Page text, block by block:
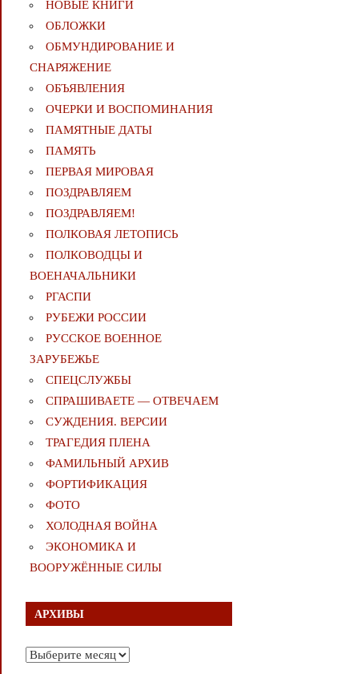
НОВЫЕ КНИГИ
ОБЛОЖКИ
ОБМУНДИРОВАНИЕ И
СНАРЯЖЕНИЕ
ОБЪЯВЛЕНИЯ
ОЧЕРКИ И ВОСПОМИНАНИЯ
ПАМЯТНЫЕ ДАТЫ
ПАМЯТЬ
ПЕРВАЯ МИРОВАЯ
ПОЗДРАВЛЯЕМ
ПОЗДРАВЛЯЕМ!
ПОЛКОВАЯ ЛЕТОПИСЬ
ПОЛКОВОДЦЫ И
ВОЕНАЧАЛЬНИКИ
РГАСПИ
РУБЕЖИ РОССИИ
РУССКОЕ ВОЕННОЕ
ЗАРУБЕЖЬЕ
СПЕЦСЛУЖБЫ
СПРАШИВАЕТЕ — ОТВЕЧАЕМ
СУЖДЕНИЯ. ВЕРСИИ
ТРАГЕДИЯ ПЛЕНА
ФАМИЛЬНЫЙ АРХИВ
ФОРТИФИКАЦИЯ
ФОТО
ХОЛОДНАЯ ВОЙНА
ЭКОНОМИКА И
ВООРУЖЁННЫЕ СИЛЫ
АРХИВЫ
Архивы